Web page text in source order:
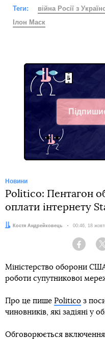
Теги: війна Росії з
Ілон Маск
Facebook
Новини
Politico: Пентагон
оплати інтернету
Автор:Костя Андрейковець Дата:
00:46, 18
Міністерство оборони
роботи супутникової
Про це пише Politico з
чиновників, які задіяні у
Обговорюється включення